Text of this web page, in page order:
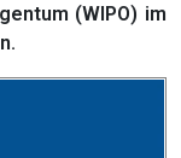
(WIPO) im